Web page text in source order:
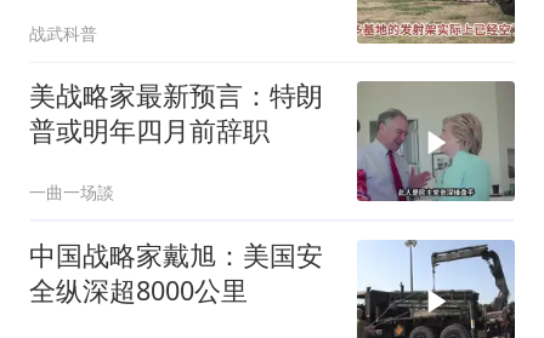
让人掀了个干净
战武科普
美战略家最新预言：特朗
普或明年四月前辞职
一曲一场談
中国战略家戴旭：美国安
全纵深超8000公里